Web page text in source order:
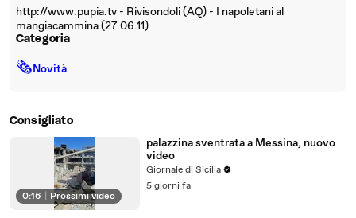
http://www.pupia.tv - Rivisondoli (AQ) - I napoletani al
mangiacammina (27.06.11)
Categoria
🗞Novità
Consigliato
0:16 Prossimi video
palazzina sventrata a Messina, nuovo
video
Giornale di Sicilia
5 giorni fa